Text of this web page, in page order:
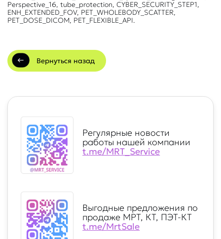
Perspective_16, tube_protection, CYBER_SECURITY_STEP1,
ENH_EXTENDED_FOV, PET_WHOLEBODY_SCATTER,
PET_DOSE_DICOM, PET_FLEXIBLE_API.
Вернуться назад
Регулярные новости
работы нашей компании
t.me/MRT_Service
Выгодные предложения по
продаже МРТ, КТ, ПЭТ-КТ
t.me/MrtSale